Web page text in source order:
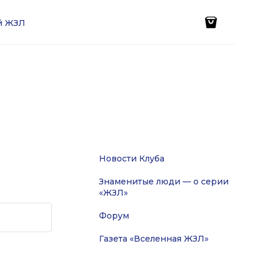
ЖЗЛ
Новости Клуба
Знаменитые люди — о серии
«ЖЗЛ»
Форум
Газета «Вселенная ЖЗЛ»